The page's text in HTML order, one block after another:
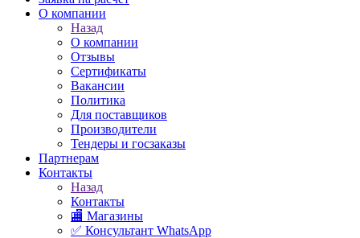
О компании
Назад
О компании
Отзывы
Сертификаты
Вакансии
Политика
Для поставщиков
Производители
Тендеры и госзаказы
Партнерам
Контакты
Назад
Контакты
🏬 Магазины
✅️ Консультант WhatsApp